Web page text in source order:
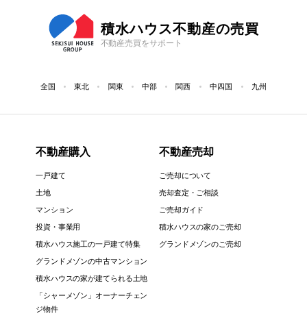
積水ハウス不動産の売買
不動産売買をサポート
全国 東北 関東 中部 関西 中四国 九州
不動産購入
一戸建て
土地
マンション
投資・事業用
積水ハウス施工の一戸建て特集
グランドメゾンの中古マンション
積水ハウスの家が建てられる土地
「シャーメゾン」オーナーチェン
ジ物件
不動産売却
ご売却について
売却査定・ご相談
ご売却ガイド
積水ハウスの家のご売却
グランドメゾンのご売却